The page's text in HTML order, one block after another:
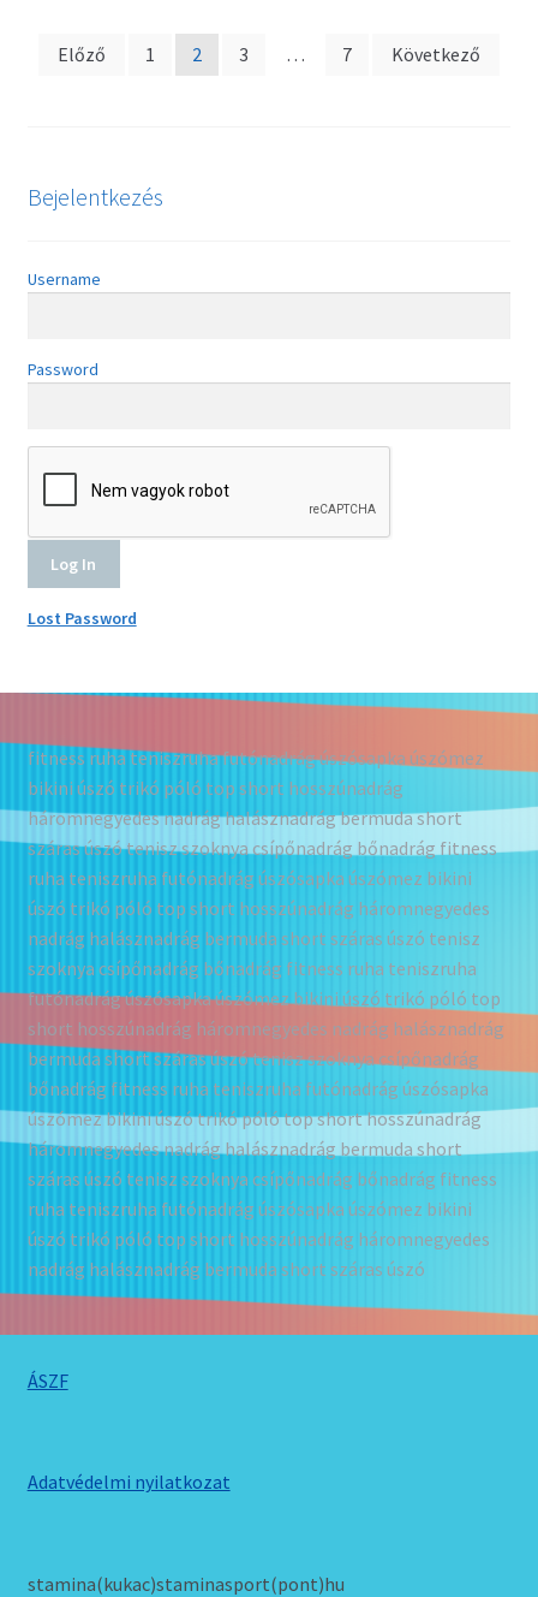
Bejegyzések
Előző 1 2 3 … 7 Következő
Bejelentkezés
Username
Password
Lost Password
fitness ruha teniszruha futónadrág úszósapka úszómez
bikini úszó trikó póló top short hosszúnadrág
háromnegyedes nadrág halásznadrág bermuda short
száras úszó tenisz szoknya csípőnadrág bőnadrág fitness
ruha teniszruha futónadrág úszósapka úszómez bikini
úszó trikó póló top short hosszúnadrág háromnegyedes
nadrág halásznadrág bermuda short száras úszó tenisz
szoknya csípőnadrág bőnadrág fitness ruha teniszruha
futónadrág úszósapka úszómez bikini úszó trikó póló top
short hosszúnadrág háromnegyedes nadrág halásznadrág
bermuda short száras úszó tenisz szoknya csípőnadrág
bőnadrág fitness ruha teniszruha futónadrág úszósapka
úszómez bikini úszó trikó póló top short hosszúnadrág
háromnegyedes nadrág halásznadrág bermuda short
száras úszó tenisz szoknya csípőnadrág bőnadrág fitness
ruha teniszruha futónadrág úszósapka úszómez bikini
úszó trikó póló top short hosszúnadrág háromnegyedes
nadrág halásznadrág bermuda short száras úszó
ÁSZF
Adatvédelmi nyilatkozat
stamina(kukac)staminasport(pont)hu